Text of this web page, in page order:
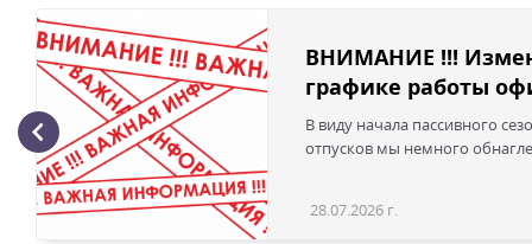
ВНИМАНИЕ !!!
графике работы
В виду начала пассивного
отпусков мы немного
28.07.2026 г.